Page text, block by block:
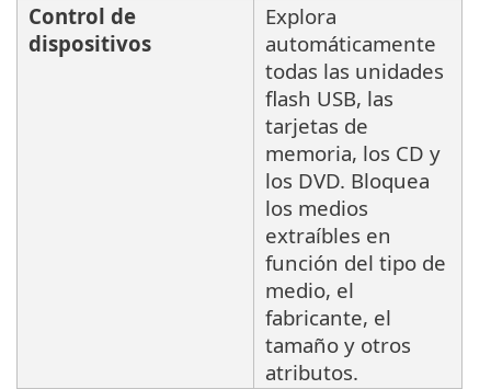
Control de
dispositivos
Explora
automáticamente
todas las unidades
flash USB, las
tarjetas de
memoria, los CD y
los DVD. Bloquea
los medios
extraíbles en
función del tipo de
medio, el
fabricante, el
tamaño y otros
atributos.